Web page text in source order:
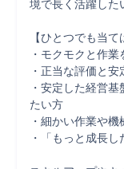
境で長く活躍した
【ひとつでも当
・モクモクと作
・正当な評価と
・安定した経営
たい方
・細かい作業や
・「もっと成長